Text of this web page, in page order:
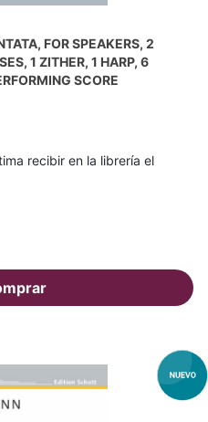
FOR SPEAKERS, 2
1 ZITHER, 1 HARP, 6
SCORE
recibir en la librería el